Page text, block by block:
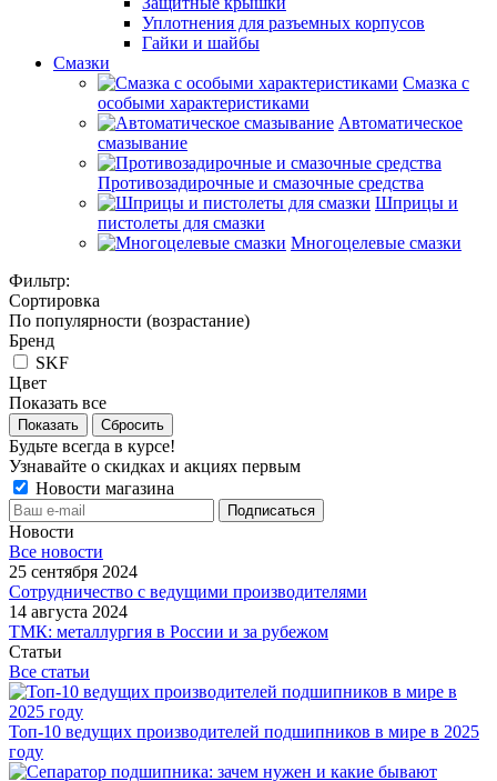
Уплотнения для разъемных корпусов
Гайки и шайбы
Смазки
Смазка с
особыми характеристиками
Автоматическое
смазывание
Противозадирочные и смазочные средства
Шприцы и
пистолеты для смазки
Многоцелевые смазки
Фильтр:
Сортировка
По популярности (возрастание)
Бренд
SKF
Цвет
Показать все
Показать Сбросить
Будьте всегда в курсе!
Узнавайте о скидках и акциях первым
Новости магазина
Новости
Все новости
25 сентября 2024
Сотрудничество с ведущими производителями
14 августа 2024
ТМК: металлургия в России и за рубежом
Статьи
Все статьи
Топ-10 ведущих производителей подшипников в мире в 2025
году